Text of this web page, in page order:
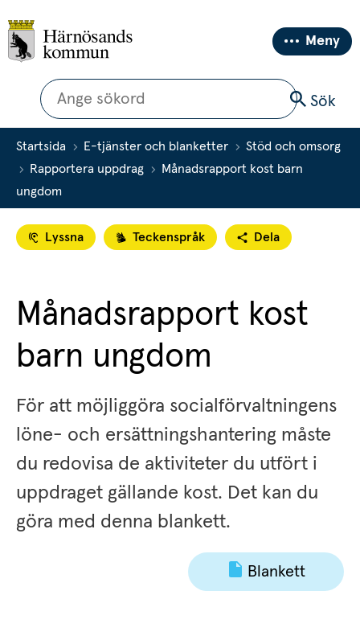
Meny
Sök
Sök
Startsida E-tjänster och blanketter
Stöd och omsorg
Rapportera uppdrag
Månadsrapport kost barn
ungdom
Lyssna Teckenspråk Dela
Månadsrapport kost
barn ungdom
För att möjliggöra socialförvaltningens
löne- och ersättningshantering måste
du redovisa de aktiviteter du utfört i
uppdraget gällande kost. Det kan du
göra med denna blankett.
Blankett